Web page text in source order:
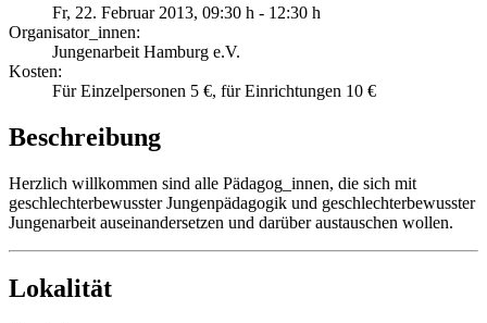
Fr, 22. Februar 2013, 09:30 h - 12:30 h
Organisator_innen:
Jungenarbeit Hamburg e.V.
Kosten:
Für Einzelpersonen 5 €, für Einrichtungen 10 €
Beschreibung
Herzlich willkommen sind alle Pädagog_innen, die sich mit
geschlechterbewusster Jungenpädagogik und geschlechterbewusster
Jungenarbeit auseinandersetzen und darüber austauschen wollen.
Lokalität